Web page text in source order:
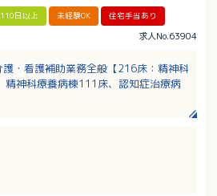
日以上 未経験OK 住宅手当あり
求人No.63904
・看護補助業務全般【216床：精神科
精神科療養病棟111床、認知症治療病
グ、病棟内の清掃 など